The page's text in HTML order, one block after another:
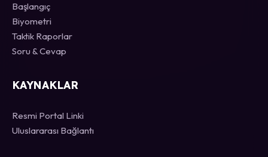
Başlangıç
Biyometri
Taktik Raporlar
Soru & Cevap
KAYNAKLAR
Resmi Portal Linki
Uluslararası Bağlantı